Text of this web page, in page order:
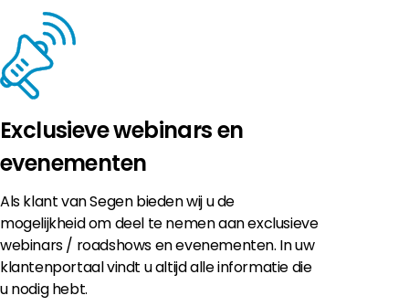
Exclusieve webinars en
evenementen
Als klant van Segen bieden wij u de
mogelijkheid om deel te nemen aan exclusieve
webinars / roadshows en evenementen. In uw
klantenportaal vindt u altijd alle informatie die
u nodig hebt.